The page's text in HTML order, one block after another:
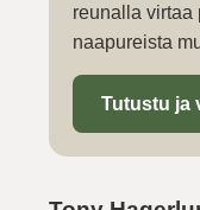
reunalla virtaa
naapureista
Tutustu ja